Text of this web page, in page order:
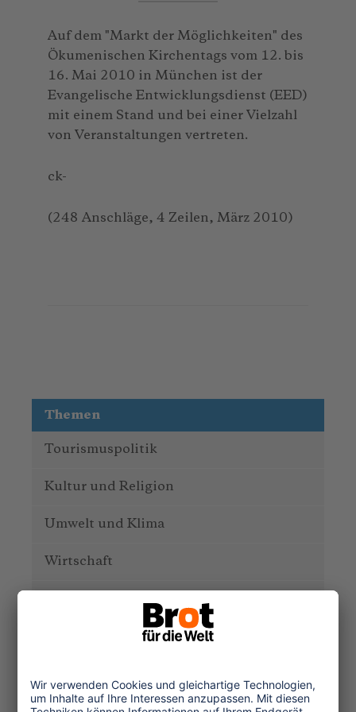
Auf dem "Markt der Möglichkeiten" des
Ökumenischen Kirchentags vom 12. bis
16. Mai 2010 in München ist der
Evangelische Entwicklungsdienst (EED)
mit einem Stand und bei einer Vielzahl
von Veranstaltungen vertreten.
ck-
(248 Anschläge, 4 Zeilen, März 2010)
Themen
Tourismuspolitik
Kultur und Religion
Umwelt und Klima
Wirtschaft
Unternehmensverantwortung